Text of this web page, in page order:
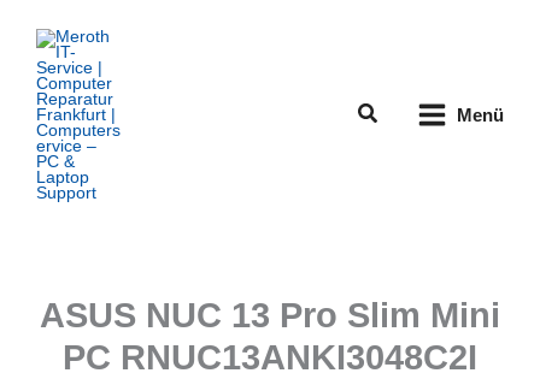
Inhalt
springen
Suchen Menü
ASUS NUC 13 Pro Slim Mini
PC RNUC13ANKI3048C2I